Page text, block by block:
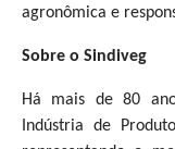
agronômica e
Sobre o Sindiveg
Há mais de 80
Indústria de